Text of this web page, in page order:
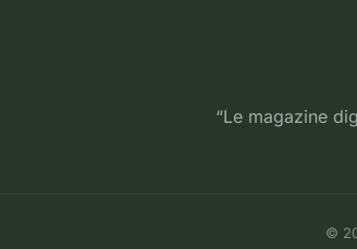
“Le magazine
©